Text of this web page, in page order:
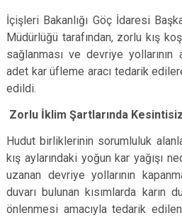
İçişleri Bakanlığı Göç İdaresi
Müdürlüğü tarafından, zorlu kış
sağlanması ve devriye yollarının
adet kar üfleme aracı tedarik
edildi.
Zorlu İklim Şartlarında
Hudut birliklerinin sorumluluk
kış aylarındaki yoğun kar yağışı
uzanan devriye yollarının
duvarı bulunan kısımlarda karın
önlenmesi amacıyla tedarik